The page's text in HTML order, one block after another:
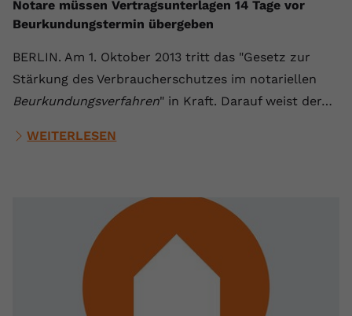
Notare müssen Vertragsunterlagen 14 Tage vor
Beurkundungstermin übergeben
BERLIN. Am 1. Oktober 2013 tritt das "Gesetz zur
Stärkung des Verbraucherschutzes im notariellen
Beurkundungsverfahren" in Kraft. Darauf weist der…
WEITERLESEN